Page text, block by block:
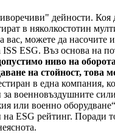
дейности. Коя
в няколкостотин
вас, можете да
ESG. Въз основа на
ниво на
на стойност,
в една компания,
военновъздушните
военно
ESG рейтинг. Поради